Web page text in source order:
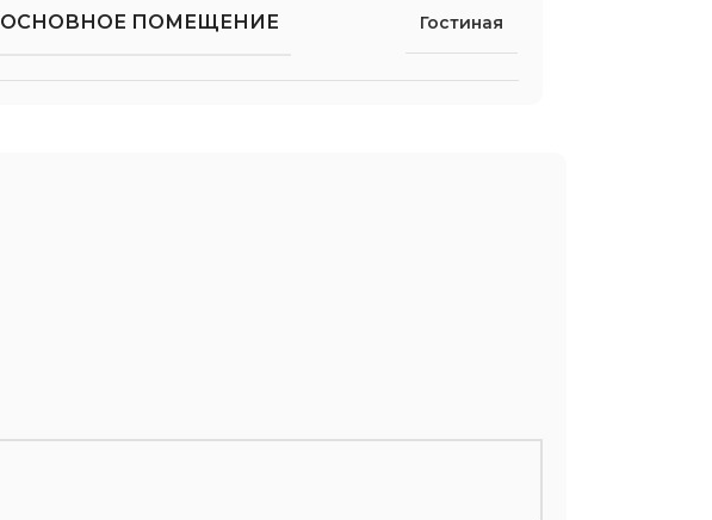
ОСНОВНОЕ ПОМЕЩЕНИЕ Гостиная